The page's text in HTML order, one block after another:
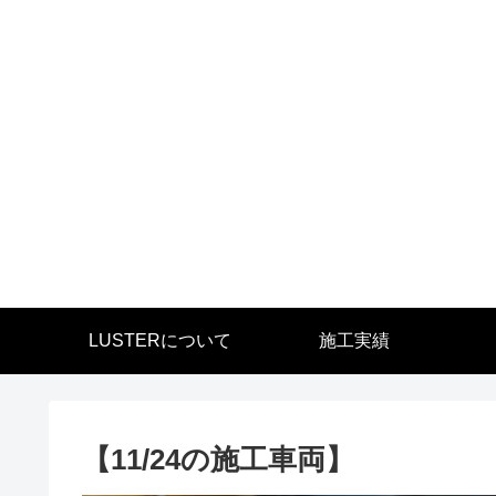
LUSTERについて 施工実績
【11/24の施工車両】